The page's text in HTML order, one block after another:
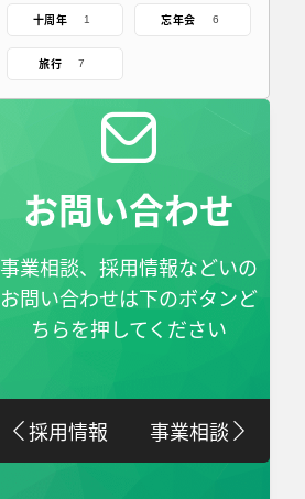
十周年 1 忘年会 6
旅行 7
お問い合わせ
事業相談、採用情報などいの
お問い合わせは下のボタンど
ちらを押してください
採用情報 事業相談